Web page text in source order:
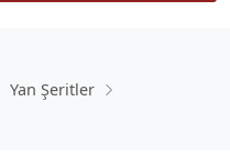
Yan Şeritler